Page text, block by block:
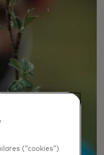
(“cookies”)